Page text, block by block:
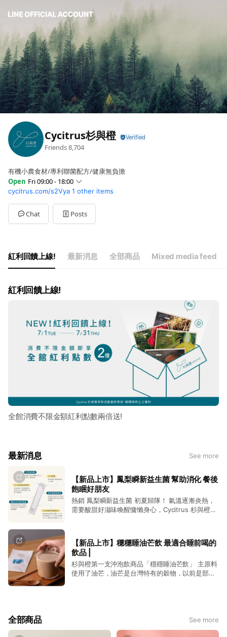
Cycitrus杉與橙
Friends8,704
有機小農食材/專利聯菌配方/健康無負擔
Open Fri 09:00 - 18:00
SunClosed
Mon09:00 - 18:00
Tue09:00 - 18:00
Wed09:00 - 18:00
SatClosed
cycitrus.com/s2Vya 1 other items
Chat Posts
紅利回饋上線! 最新消息 全部商品 Mixed media feed
紅利回饋上線!
全館消費不限金額紅利點數兩倍送!
最新消息 See more
【新品上市】鳳梨瞬新益生菌 幫助消化 餐後
飽睏好朋友
熱銷 鳳梨瞬新益生菌 初夏歸隊！ 氣溫逐漸炎熱，
需要酸甜好滋味喚醒慵懶身心，Cycitrus 杉與橙熱
飯後、運動後或大餐應酬後來一包，加強消化、溫
和舒緩，體內環保新體驗正式啟動。
【新品上市】穩穩睡油芒飲 最適合睡前喝的
飲品 |
杉與橙第一支沖泡飲商品「穩穩睡油芒飲」 主原料
使用了油芒，油芒是台灣特有的穀物，以前是部落
全部商品 See more